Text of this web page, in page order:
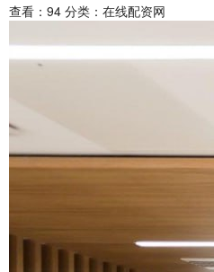
查看： 94 分类： 在线配资网